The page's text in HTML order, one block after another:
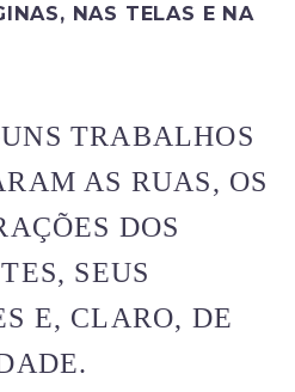
NAS TELAS E NA
TRABALHOS
AS RUAS, OS
DOS
SEUS
E, CLARO, DE